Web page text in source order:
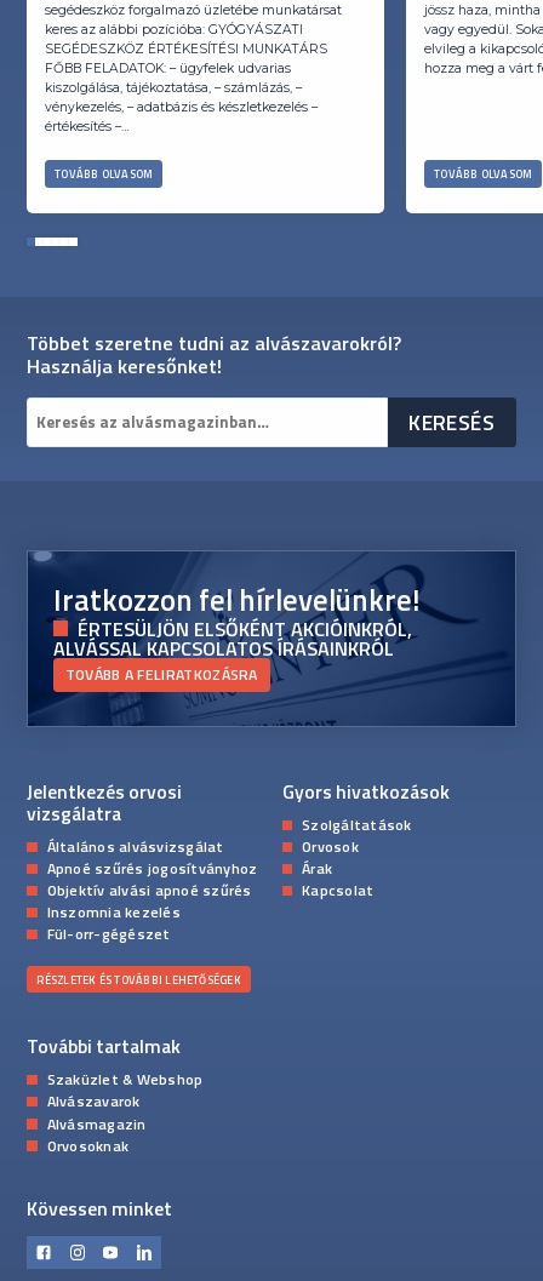
segédeszköz forgalmazó üzletébe munkatársat
keres az alábbi pozícióba: GYÓGYÁSZATI
SEGÉDESZKÖZ ÉRTÉKESÍTÉSI MUNKATÁRS
FŐBB FELADATOK: – ügyfelek udvarias
kiszolgálása, tájékoztatása, – számlázás, –
vénykezelés, – adatbázis és készletkezelés –
értékesítés –…
TOVÁBB OLVASOM
jössz haza,
vagy egyedül.
elvileg a
hozza meg a várt
TOVÁBB OLVASOM
123456
Többet szeretne tudni az alvászavarokról?
Használja keresőnket!
Iratkozzon fel hírlevelünkre!
ÉRTESÜLJÖN ELSŐKÉNT AKCIÓINKRÓL,
ALVÁSSAL KAPCSOLATOS ÍRÁSAINKRÓL
TOVÁBB A FELIRATKOZÁSRA
Jelentkezés orvosi
vizsgálatra
Általános alvásvizsgálat
Apnoé szűrés jogosítványhoz
Objektív alvási apnoé szűrés
Inszomnia kezelés
Fül-orr-gégészet
RÉSZLETEK ÉS TOVÁBBI LEHETŐSÉGEK
Gyors hivatkozások
Szolgáltatások
Orvosok
Árak
Kapcsolat
További tartalmak
Szaküzlet & Webshop
Alvászavarok
Alvásmagazin
Orvosoknak
Kövessen minket